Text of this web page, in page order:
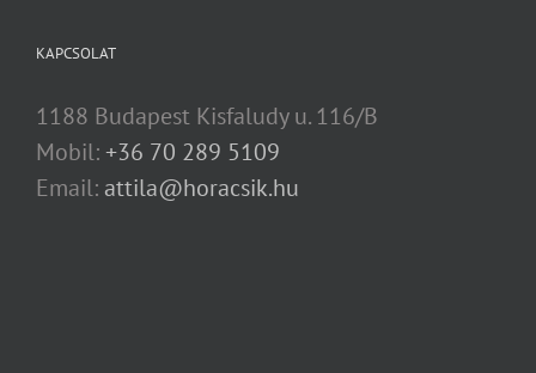
KAPCSOLAT
1188 Budapest Kisfaludy u. 116/B
Mobil:+36 70 289 5109
Email: attila@horacsik.hu